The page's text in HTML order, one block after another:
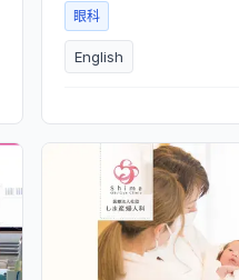
眼科
English